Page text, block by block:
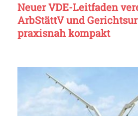
Neuer VDE-Leitfaden
ArbStättV und
praxisnah kompakt